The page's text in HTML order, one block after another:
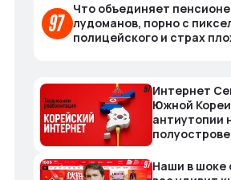
Что объединяет
лудоманов, порно с
полицейского и страх
Интернет
Южной
антиутопии
полуострове
Наши в шоке